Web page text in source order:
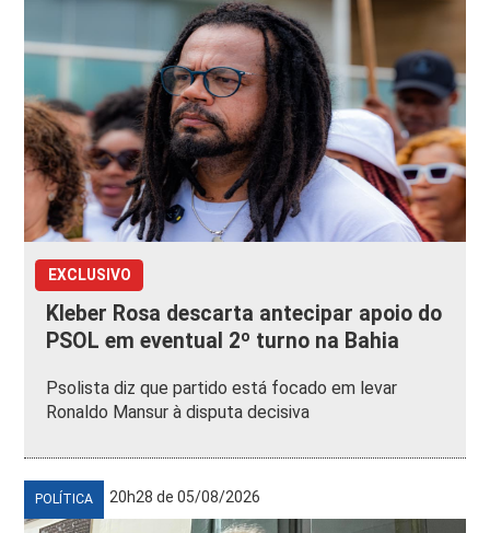
EXCLUSIVO
Kleber Rosa descarta antecipar apoio do
PSOL em eventual 2º turno na Bahia
Psolista diz que partido está focado em levar
Ronaldo Mansur à disputa decisiva
POLÍTICA 20h28 de 05/08/2026